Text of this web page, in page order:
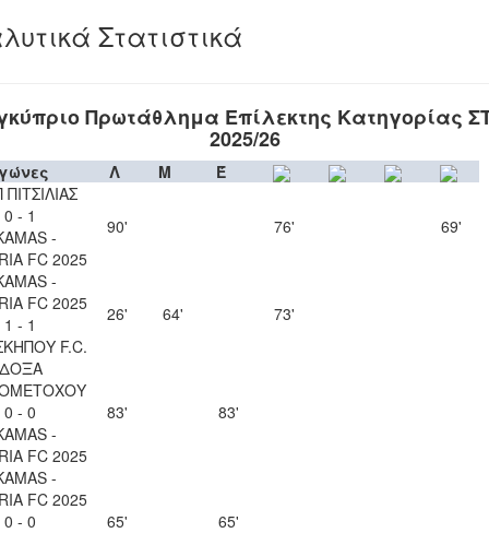
Στατιστικά
Πρωτάθλημα Επίλεκτης Κατηγορίας
2025/26
Λ Μ
Έ
0 - 1
-
FC 2025
90' 76' 69'
-
FC 2025
1 - 1
F.C.
26' 64' 73'
0 - 0
-
FC 2025
83' 83'
-
FC 2025
0 - 0
65' 65'